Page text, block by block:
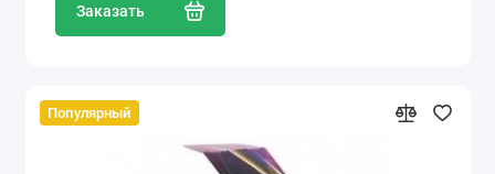
Заказать
Популярный